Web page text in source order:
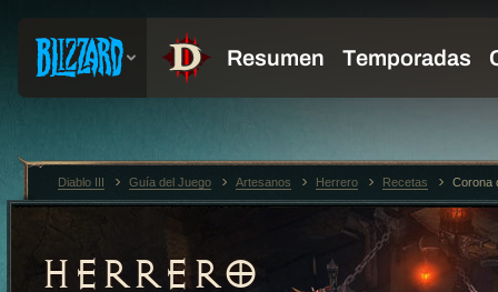
HERRERO
Diablo III Guía del Juego Artesanos Herrero Recetas Corona